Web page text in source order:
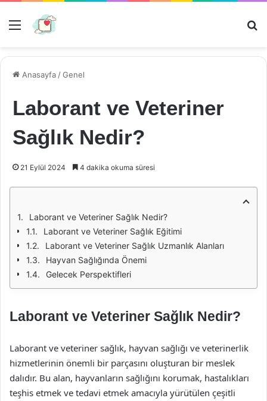
Menü
Anasayfa /Genel
Laborant ve Veteriner
Sağlık Nedir?
21 Eylül 2024 4 dakika okuma süresi
Laborant ve Veteriner Sağlık Nedir?
Laborant ve Veteriner Sağlık Eğitimi
Laborant ve Veteriner Sağlık Uzmanlık Alanları
Hayvan Sağlığında Önemi
Gelecek Perspektifleri
Laborant ve Veteriner Sağlık Nedir?
Laborant ve veteriner sağlık, hayvan sağlığı ve veterinerlik
hizmetlerinin önemli bir parçasını oluşturan bir meslek
dalıdır. Bu alan, hayvanların sağlığını korumak, hastalıkları
teşhis etmek ve tedavi etmek amacıyla yürütülen çeşitli